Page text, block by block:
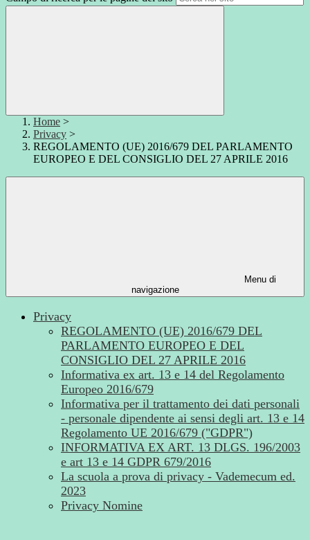
Home >
Privacy >
REGOLAMENTO (UE) 2016/679 DEL PARLAMENTO
EUROPEO E DEL CONSIGLIO DEL 27 APRILE 2016
Menu di
navigazione
Privacy
REGOLAMENTO (UE) 2016/679 DEL
PARLAMENTO EUROPEO E DEL
CONSIGLIO DEL 27 APRILE 2016
Informativa ex art. 13 e 14 del Regolamento
Europeo 2016/679
Informativa per il trattamento dei dati personali
- personale dipendente ai sensi degli art. 13 e 14
Regolamento UE 2016/679 ("GDPR")
INFORMATIVA EX ART. 13 DLGS. 196/2003
e art 13 e 14 GDPR 679/2016
La scuola a prova di privacy - Vademecum ed.
2023
Privacy Nomine